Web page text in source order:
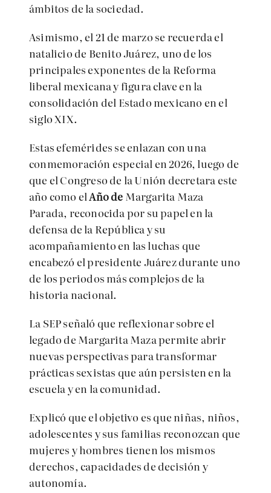
ámbitos de la sociedad.
Asimismo, el 21 de marzo se recuerda el
natalicio de Benito Juárez, uno de los
principales exponentes de la Reforma
liberal mexicana y figura clave en la
consolidación del Estado mexicano en el
siglo XIX.
Estas efemérides se enlazan con una
conmemoración especial en 2026, luego de
que el Congreso de la Unión decretara este
año como elAño de Margarita Maza
Parada, reconocida por su papel en la
defensa de la República y su
acompañamiento en las luchas que
encabezó el presidente Juárez durante uno
de los periodos más complejos de la
historia nacional.
La SEP señaló que reflexionar sobre el
legado de Margarita Maza permite abrir
nuevas perspectivas para transformar
prácticas sexistas que aún persisten en la
escuela y en la comunidad.
Explicó que el objetivo es que niñas, niños,
adolescentes y sus familias reconozcan que
mujeres y hombres tienen los mismos
derechos, capacidades de decisión y
autonomía.